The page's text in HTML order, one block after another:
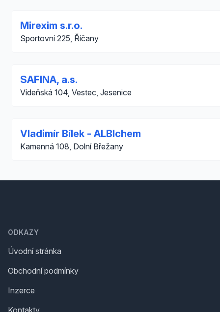
Mirexim s.r.o.
Sportovní 225, Říčany
SAFINA, a.s.
Vídeňská 104, Vestec, Jesenice
Vladimír Bílek - ALBIchem
Kamenná 108, Dolní Břežany
ODKAZY
Úvodní stránka
Obchodní podmínky
Inzerce
Kontakty